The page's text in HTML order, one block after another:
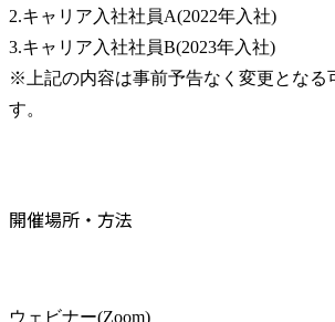
2.キャリア入社社員A(2022年入社)
3.キャリア入社社員B(2023年入社)
※上記の内容は事前予告なく変更となる
す。
開催場所・方法
ウェビナー(Zoom)